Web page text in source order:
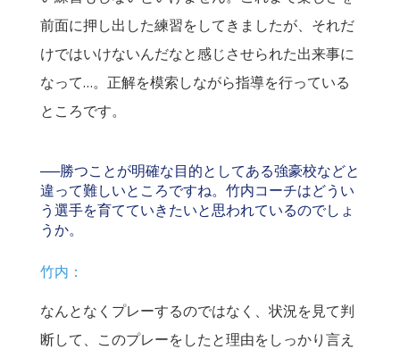
前面に押し出した練習をしてきましたが、それだ
けではいけないんだなと感じさせられた出来事に
なって…。正解を模索しながら指導を行っている
ところです。
──勝つことが明確な目的としてある強豪校などと
違って難しいところですね。竹内コーチはどうい
う選手を育てていきたいと思われているのでしょ
うか。
竹内：
なんとなくプレーするのではなく、状況を見て判
断して、このプレーをしたと理由をしっかり言え